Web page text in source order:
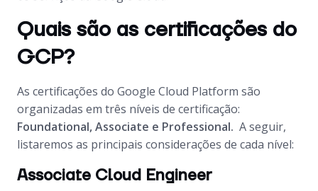
Quais são as certificações do
GCP?
As certificações do Google Cloud Platform são
organizadas em três níveis de certificação:
Foundational, Associate e Professional. A seguir,
listaremos as principais considerações de cada nível:
Associate Cloud Engineer